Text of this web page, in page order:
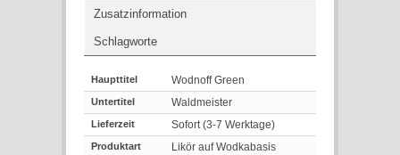
Zusatzinformation
Schlagworte
Haupttitel Wodnoff Green
Untertitel Waldmeister
Lieferzeit Sofort (3-7 Werktage)
Produktart Likör auf Wodkabasis